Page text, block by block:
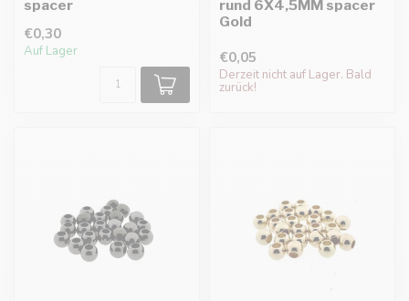
spacer
€0,30
Auf Lager
rund 6X4,5MM spacer
Gold
€0,05
Derzeit nicht auf Lager. Bald
zurück!